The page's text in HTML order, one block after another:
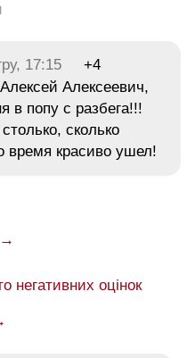
17:15
+4
Алексеевич,
в попу с разбега!!!
сколько
время красиво ушел!
→
негативних оцінок